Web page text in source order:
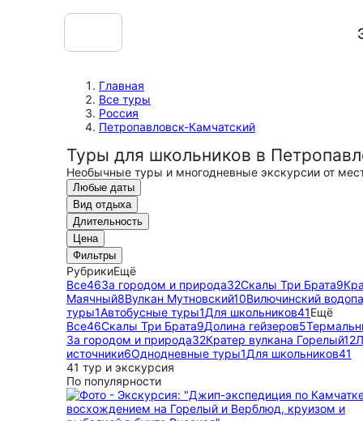
Главная
Все туры
Россия
Петропавловск-Камчатский
Туры для школьников в
Необычные туры и многодневные экскурсии от
Любые даты
Вид отдыха
Длительность
Цена
Фильтры
РубрикиЕщё
Все46За городом и природа32Скалы Три Брата9
Маячный8Вулкан Мутновский10Вилючинский
туры1Автобусные туры1Для школьников41Ещё
Все46Скалы Три Брата9Долина гейзеров5
За городом и природа32Кратер вулкана Горелый12
источники6Однодневные туры1Для школьников41
41 тур и экскурсия
По популярности